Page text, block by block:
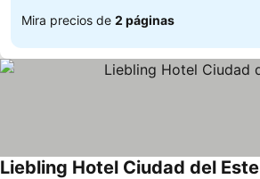
Mira precios de 2 páginas
Liebling Hotel Ciudad del Este